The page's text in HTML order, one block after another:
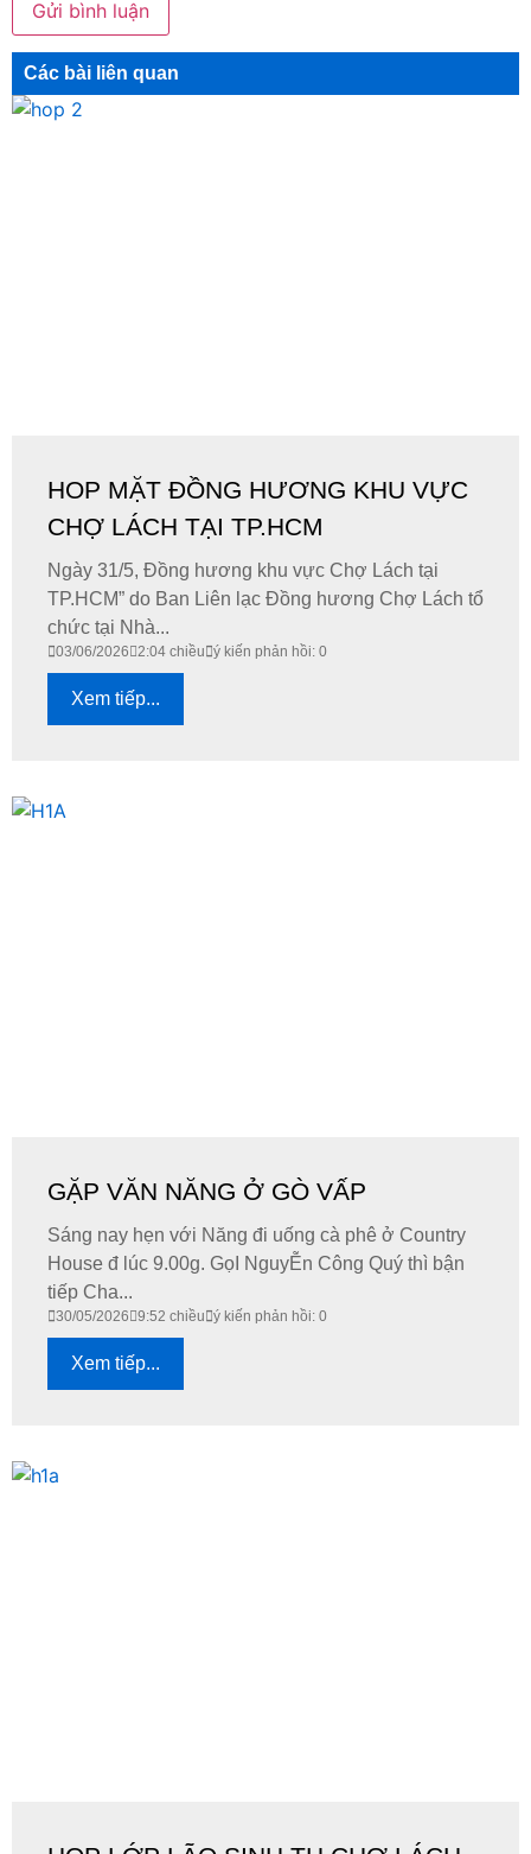
Các bài liên quan
HOP MẶT ĐỒNG HƯƠNG KHU VỰC
CHỢ LÁCH TẠI TP.HCM
Ngày 31/5, Đồng hương khu vực Chợ Lách tại
TP.HCM” do Ban Liên lạc Đồng hương Chợ Lách tổ
chức tại Nhà...
03/06/2026 2:04 chiều ý kiến phản hồi: 0
Xem tiếp...
GẶP VĂN NĂNG Ở GÒ VẤP
Sáng nay hẹn với Năng đi uống cà phê ở Country
House đ lúc 9.00g. GọI NguyỄn Công Quý thì bận
tiếp Cha...
30/05/2026 9:52 chiều ý kiến phản hồi: 0
Xem tiếp...